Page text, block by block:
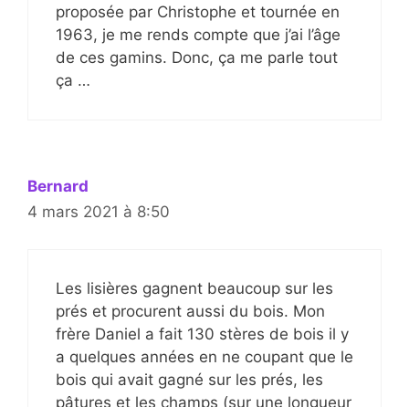
proposée par Christophe et tournée en
1963, je me rends compte que j’ai l’âge
de ces gamins. Donc, ça me parle tout
ça …
Bernard
4 mars 2021 à 8:50
Les lisières gagnent beaucoup sur les
prés et procurent aussi du bois. Mon
frère Daniel a fait 130 stères de bois il y
a quelques années en ne coupant que le
bois qui avait gagné sur les prés, les
pâtures et les champs (sur une longueur